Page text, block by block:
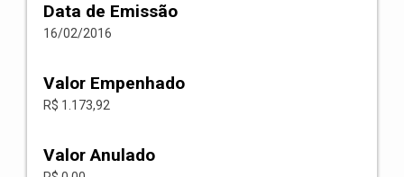
Data de Emissão
16/02/2016
Valor Empenhado
R$ 1.173,92
Valor Anulado